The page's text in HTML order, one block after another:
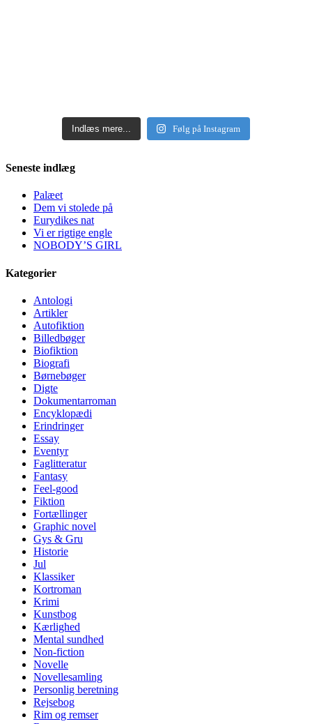
Indlæs mere... Følg på Instagram
Seneste indlæg
Palæet
Dem vi stolede på
Eurydikes nat
Vi er rigtige engle
NOBODY’S GIRL
Kategorier
Antologi
Artikler
Autofiktion
Billedbøger
Biofiktion
Biografi
Børnebøger
Digte
Dokumentarroman
Encyklopædi
Erindringer
Essay
Eventyr
Faglitteratur
Fantasy
Feel-good
Fiktion
Fortællinger
Graphic novel
Gys & Gru
Historie
Jul
Klassiker
Kortroman
Krimi
Kunstbog
Kærlighed
Mental sundhed
Non-fiction
Novelle
Novellesamling
Personlig beretning
Rejsebog
Rim og remser